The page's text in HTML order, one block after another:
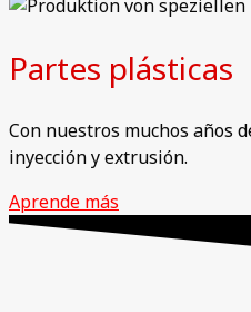
Partes plásticas
Con nuestros muchos años
inyección y extrusión.
Aprende más